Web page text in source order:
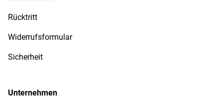
Rücktritt
Widerrufsformular
Sicherheit
Unternehmen